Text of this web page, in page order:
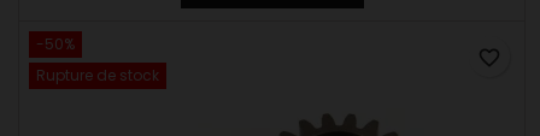
-50%
Rupture de stock
favorite_border